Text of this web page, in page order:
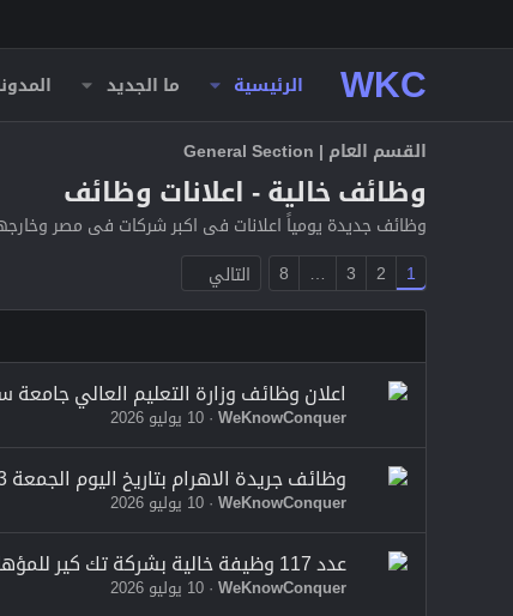
WKC الرئيسية ما الجديد
القسم العام | General Section
وظائف خالية - اعلانات وظائف
وظائف جديدة يومياً اعلانات فى اكبر شركات فى مصر
1
2
3
8 التالي
اعلان وظائف وزارة التعليم العالي جامعة
WeKnowConquer 10 يوليو 2026
وظائف جريدة الاهرام بتاريخ اليوم الجمعة 2026/7/3
WeKnowConquer 10 يوليو 2026
عدد 117 وظيفة خالية بشركة تك كير للمؤهلات العليا والمتوسطة وفنيين وعمال
WeKnowConquer 10 يوليو 2026